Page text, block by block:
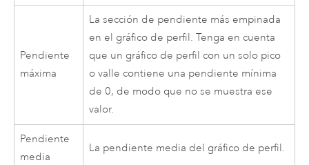
Pendiente
máxima
La sección de pendiente más empinada
en el gráfico de perfil. Tenga en cuenta
que un gráfico de perfil con un solo pico
o valle contiene una pendiente mínima
de 0, de modo que no se muestra ese
valor.
Pendiente
media
La pendiente media del gráfico de perfil.